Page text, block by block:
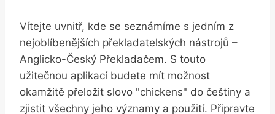
Vítejte uvnitř, kde se seznámíme s jedním z
nejoblíbenějších překladatelských nástrojů –
Anglicko-Český Překladačem. S touto
užitečnou aplikací budete mít možnost
okamžitě přeložit slovo "chickens" do češtiny a
zjistit všechny jeho významy a použití. Připravte